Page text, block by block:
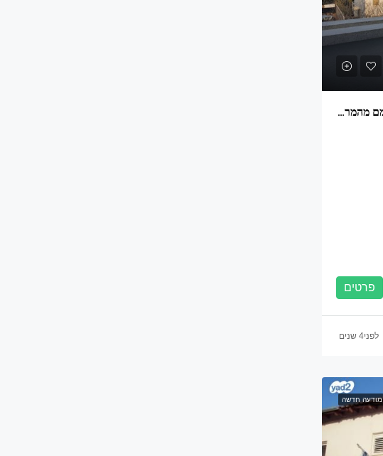
בשכונת מישור הנוף דירה משופצת עם נוף מהמם מהמרפסת שמש
פרטים
לפני4 שנים
מודעה חדשה